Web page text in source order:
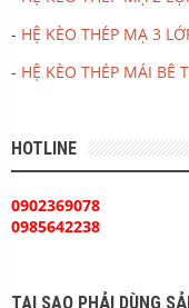
- HỆ KÈO THÉP MẠ 3
- HỆ KÈO THÉP MÁI BÊ
HOTLINE
0902369078
0985642238
TẠI SAO PHẢI DÙNG